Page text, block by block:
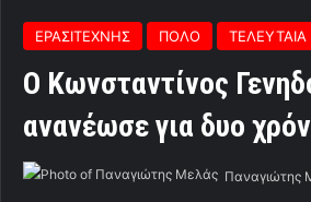
ΕΡΑΣΙΤΕΧΝΗΣ ΠΟΛΟ
Ο Κωνσταντίνος
ανανέωσε για δυο
Παναγιώτης